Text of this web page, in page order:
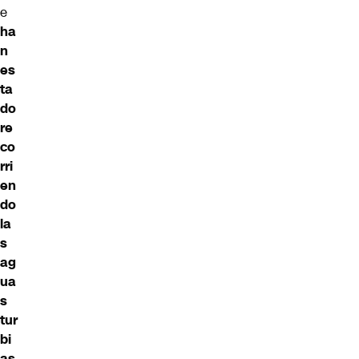
e
ha
n
es
ta
do
re
co
rri
en
do
la
s
ag
ua
s
tur
bi